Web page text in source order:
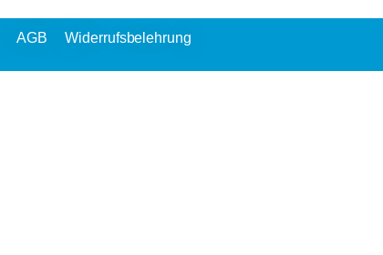
AGB Widerrufsbelehrung